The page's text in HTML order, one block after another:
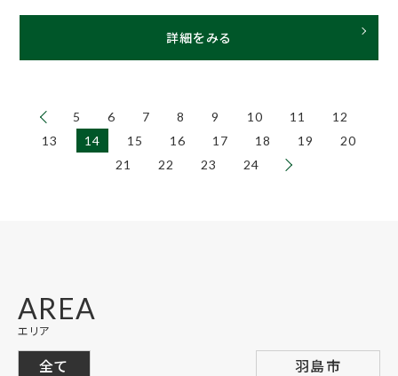
詳細をみる
5 6 7 8 9 10 11
12
13
14 15 16 17 18 19
20
21
22 23 24
AREA
エリア
全て 羽島市